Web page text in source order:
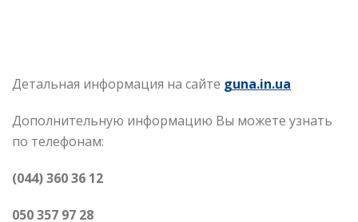
Детальная информация на сайте guna.in.ua
Дополнительную информацию Вы можете узнать
по телефонам:
(044) 360 36 12
050 357 97 28